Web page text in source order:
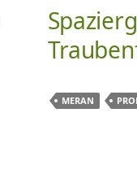
MERAN